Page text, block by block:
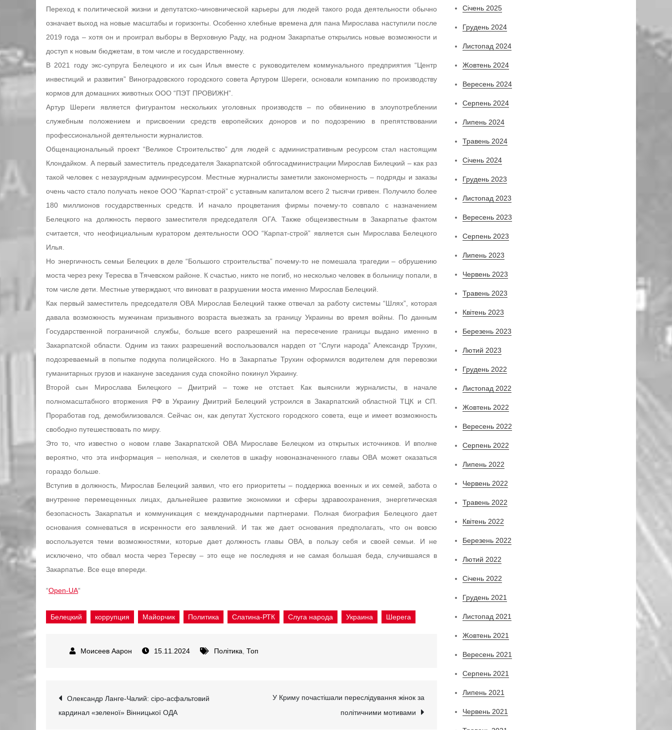
Переход к политической жизни и депутатско-чиновнической карьеры для людей такого рода деятельности обычно
означает выход на новые масштабы и горизонты. Особенно хлебные времена для пана Мирослава наступили после
2019 года – хотя он и проиграл выборы в Верховную Раду, на родном Закарпатье открылись новые возможности и
доступ к новым бюджетам, в том числе и государственному.
В 2021 году экс-супруга Белецкого и их сын Илья вместе с руководителем коммунального предприятия “Центр
инвестиций и развития” Виноградовского городского совета Артуром Шереги, основали компанию по производству
кормов для домашних животных ООО “ПЭТ ПРОВИЖН”.
Артур Шереги является фигурантом нескольких уголовных производств – по обвинению в злоупотреблении
служебным положением и присвоении средств европейских доноров и по подозрению в препятствовании
профессиональной деятельности журналистов.
Общенациональный проект “Великое Строительство” для людей с административным ресурсом стал настоящим
Клондайком. А первый заместитель председателя Закарпатской облгосадминистрации Мирослав Билецкий – как раз
такой человек с незаурядным админресурсом. Местные журналисты заметили закономерность – подряды и заказы
очень часто стало получать некое ООО “Карпат-строй” с уставным капиталом всего 2 тысячи гривен. Получило более
180 миллионов государственных средств. И начало процветания фирмы почему-то совпало с назначением
Белецкого на должность первого заместителя председателя ОГА. Также общеизвестным в Закарпатье фактом
считается, что неофициальным куратором деятельности ООО “Карпат-строй” является сын Мирослава Белецкого
Илья.
Но энергичность семьи Белецких в деле “Большого строительства” почему-то не помешала трагедии – обрушению
моста через реку Тересва в Тячевском районе. К счастью, никто не погиб, но несколько человек в больницу попали, в
том числе дети. Местные утверждают, что виноват в разрушении моста именно Мирослав Белецкий.
Как первый заместитель председателя ОВА Мирослав Белецкий также отвечал за работу системы “Шлях”, которая
давала возможность мужчинам призывного возраста выезжать за границу Украины во время войны. По данным
Государственной пограничной службы, больше всего разрешений на пересечение границы выдано именно в
Закарпатской области. Одним из таких разрешений воспользовался нардеп от “Слуги народа” Александр Трухин,
подозреваемый в попытке подкупа полицейского. Но в Закарпатье Трухин оформился водителем для перевозки
гуманитарных грузов и накануне заседания суда спокойно покинул Украину.
Второй сын Мирослава Билецкого – Дмитрий – тоже не отстает. Как выяснили журналисты, в начале
полномасштабного вторжения РФ в Украину Дмитрий Белецкий устроился в Закарпатский областной ТЦК и СП.
Проработав год, демобилизовался. Сейчас он, как депутат Хустского городского совета, еще и имеет возможность
свободно путешествовать по миру.
Это то, что известно о новом главе Закарпатской ОВА Мирославе Белецком из открытых источников. И вполне
вероятно, что эта информация – неполная, и скелетов в шкафу новоназначенного главы ОВА может оказаться
гораздо больше.
Вступив в должность, Мирослав Белецкий заявил, что его приоритеты – поддержка военных и их семей, забота о
внутренне перемещенных лицах, дальнейшее развитие экономики и сферы здравоохранения, энергетическая
безопасность Закарпатья и коммуникация с международными партнерами. Полная биография Белецкого дает
основания сомневаться в искренности его заявлений. И так же дает основания предполагать, что он вовсю
воспользуется теми возможностями, которые дает должность главы ОВА, в пользу себя и своей семьи. И не
исключено, что обвал моста через Тересву – это еще не последняя и не самая большая беда, случившаяся в
Закарпатье. Все еще впереди.
“Open-UA“
Белецкий коррупция Майорчик Политика Слатина-РТК Слуга народа Украина Шерега
15.11.2024 Політика, Топ
Навігація
Олександр Ланге-Чалий: сіро-асфальтовий
кардинал «зеленої» Вінницької ОДА
У Криму почастішали переслідування жінок за
політичними мотивами
Січень 2025
Грудень 2024
Листопад 2024
Жовтень 2024
Вересень 2024
Серпень 2024
Липень 2024
Травень 2024
Січень 2024
Грудень 2023
Листопад 2023
Вересень 2023
Серпень 2023
Липень 2023
Червень 2023
Травень 2023
Квітень 2023
Березень 2023
Лютий 2023
Грудень 2022
Листопад 2022
Жовтень 2022
Вересень 2022
Серпень 2022
Липень 2022
Червень 2022
Травень 2022
Квітень 2022
Березень 2022
Лютий 2022
Січень 2022
Грудень 2021
Листопад 2021
Жовтень 2021
Вересень 2021
Серпень 2021
Липень 2021
Червень 2021